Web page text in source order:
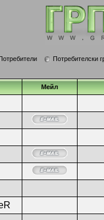
Потребителски
Мейл